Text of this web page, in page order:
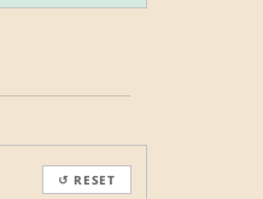
↺ RESET